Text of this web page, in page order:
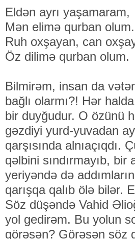
Eldən ayrı yaşamaram,
Mən elimə qurban olum.
Ruh oxşayan, can
Öz dilimə qurban olum.
Bilmirəm, insan da
bağlı olarmı?! Hər
bir duyğudur. O özünü
gəzdiyi yurd-yuvadan
qarşısında
qəlbini sındırmayıb,
yeriyəndə də
qarışqa qalıb ölə bilər.
Söz düşəndə Vahid
yol gedirəm. Bu yolun
görəsən? Görəsən söz